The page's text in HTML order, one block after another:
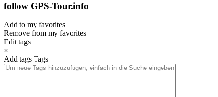
follow GPS-Tour.info
Add to my favorites
Remove from my favorites
Edit tags
×
Add tags Tags